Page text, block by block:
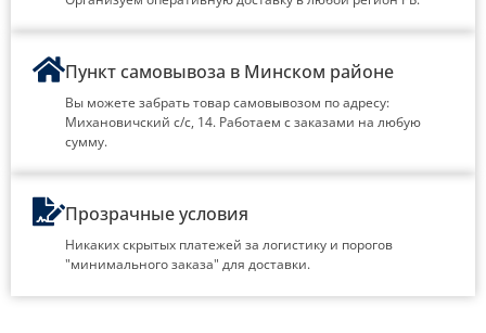
Пункт самовывоза в Минском районе
Вы можете забрать товар самовывозом по адресу:
Михановичский с/с, 14. Работаем с заказами на любую
сумму.
Прозрачные условия
Никаких скрытых платежей за логистику и порогов
"минимального заказа" для доставки.